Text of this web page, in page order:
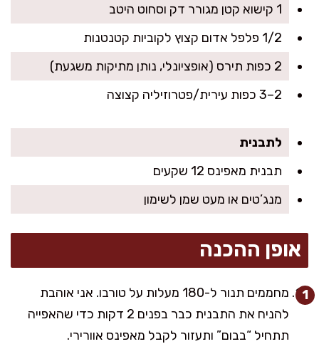
1 קישוא קטן מגורר דק וסחוט היטב
1/2 פלפל אדום קצוץ לקוביות קטנטנות
2 כפות תירס (אופציונלי, נותן מתיקות משגעת)
2–3 כפות עירית/פטרוזיליה קצוצה
לתבנית
תבנית מאפינס 12 שקעים
מנג’טים או מעט שמן לשימון
אופן ההכנה
מחממים תנור ל-180 מעלות על טורבו. אני אוהבת
להניח את התבנית כבר בפנים 2 דקות כדי שהאפייה
תתחיל “בבום” ותעזור לקבל מאפינס אוורירי.